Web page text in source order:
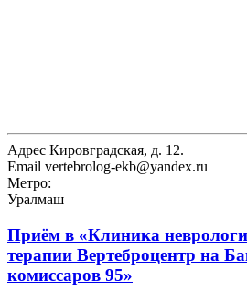
Адрес Кировградская, д. 12.
Email vertebrolog-ekb@yandex.ru
Метро:
Уралмаш
Приём в «Клиника
терапии Вертеброцентр на
комиссаров 95»